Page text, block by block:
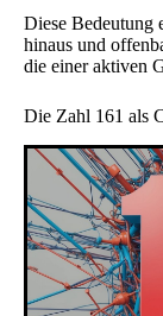
Diese Bedeutung
hinaus und
die einer aktiven
Die Zahl 161 als